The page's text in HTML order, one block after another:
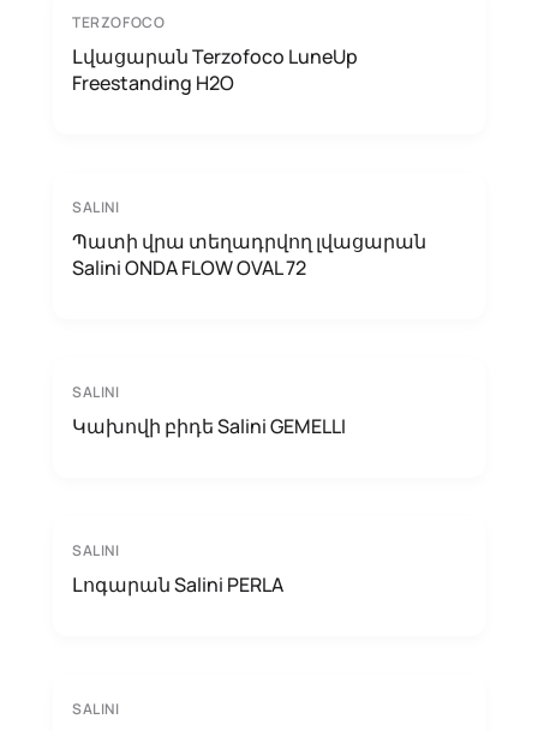
TERZOFOCO
Լվացարան Terzofoco LuneUp
Freestanding H2O
SALINI
Պատի վրա տեղադրվող լվացարան
Salini ONDA FLOW OVAL 72
SALINI
Կախովի բիդե Salini GEMELLI
SALINI
Լոգարան Salini PERLA
SALINI